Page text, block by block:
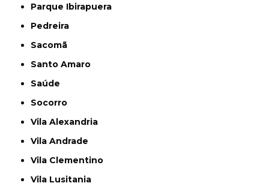
Parque Ibirapuera
Pedreira
Sacomã
Santo Amaro
Saúde
Socorro
Vila Alexandria
Vila Andrade
Vila Clementino
Vila Lusitania